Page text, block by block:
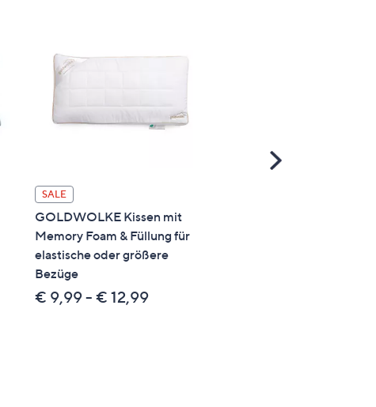
SALE
GOLDWOLKE Kissen mit
Memory Foam & Füllung für
elastische oder größere
Bezüge
€ 9,99 - € 12,99
Scroll